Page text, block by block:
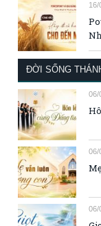
16/
ĐỜI SỐNG
06/
06/
06/